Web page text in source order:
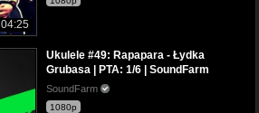
04:25
Ukulele #49: Rapapara - Łydka
Grubasa | PTA: 1/6 | SoundFarm
SoundFarm
1080p